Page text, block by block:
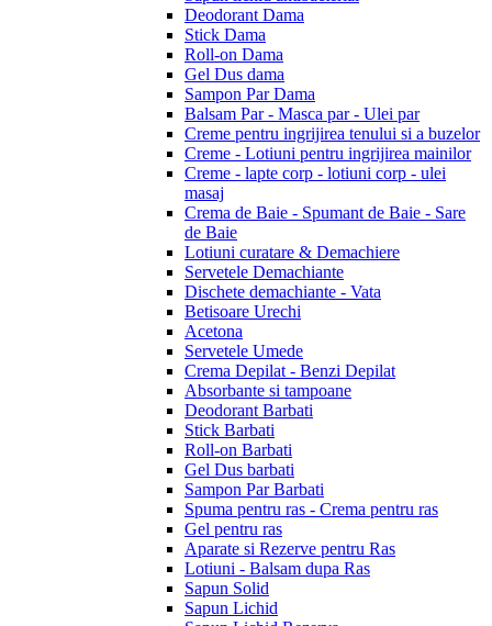
Deodorant Dama
Stick Dama
Roll-on Dama
Gel Dus dama
Sampon Par Dama
Balsam Par - Masca par - Ulei par
Creme pentru ingrijirea tenului si a buzelor
Creme - Lotiuni pentru ingrijirea mainilor
Creme - lapte corp - lotiuni corp - ulei
masaj
Crema de Baie - Spumant de Baie - Sare
de Baie
Lotiuni curatare & Demachiere
Servetele Demachiante
Dischete demachiante - Vata
Betisoare Urechi
Acetona
Servetele Umede
Crema Depilat - Benzi Depilat
Absorbante si tampoane
Deodorant Barbati
Stick Barbati
Roll-on Barbati
Gel Dus barbati
Sampon Par Barbati
Spuma pentru ras - Crema pentru ras
Gel pentru ras
Aparate si Rezerve pentru Ras
Lotiuni - Balsam dupa Ras
Sapun Solid
Sapun Lichid